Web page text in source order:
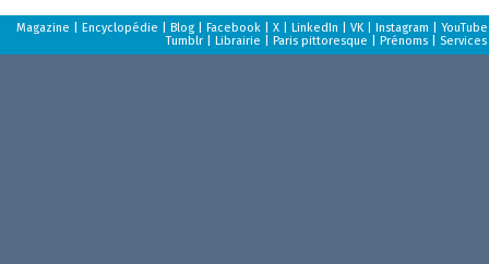
Magazine |Encyclopédie |Blog |Facebook |X |LinkedIn |VK |Instagram |YouTube
Tumblr |Librairie |Paris pittoresque |Prénoms Services